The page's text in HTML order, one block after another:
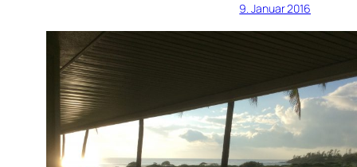
9. Januar 2016